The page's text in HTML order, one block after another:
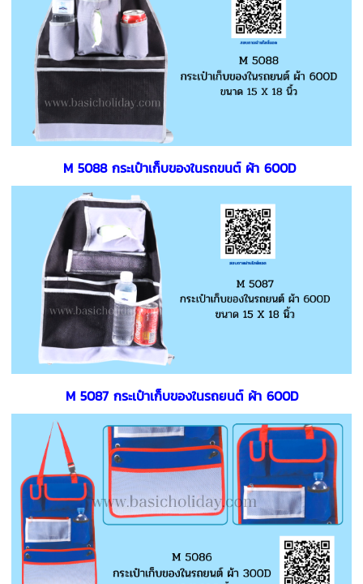
M 5088 กระเป๋าเก็บของในรถขนต์ ผ้า 600D
M 5087 กระเป๋าเก็บของในรถยนต์ ผ้า 600D